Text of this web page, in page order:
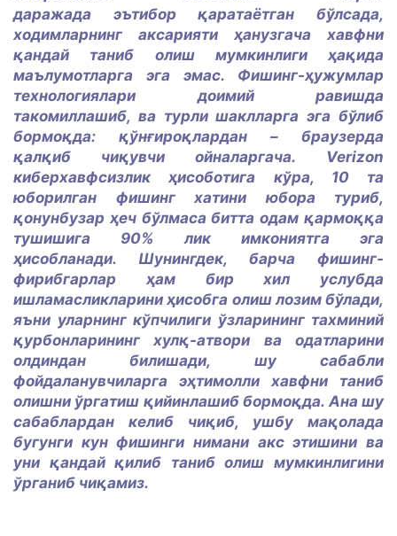
даражада эътибор қаратаётган бўлсада,
ходимларнинг аксарияти ҳанузгача хавфни
қандай таниб олиш мумкинлиги ҳақида
маълумотларга эга эмас. Фишинг-ҳужумлар
технологиялари доимий равишда
такомиллашиб, ва турли шаклларга эга бўлиб
бормоқда: қўнғироқлардан – браузерда
қалқиб чиқувчи ойналаргача. Verizon
киберхавфсизлик ҳисоботига кўра, 10 та
юборилган фишинг хатини юбора туриб,
қонунбузар ҳеч бўлмаса битта одам қармоққа
тушишига 90% лик имкониятга эга
ҳисобланади. Шунингдек, барча фишинг-
фирибгарлар ҳам бир хил услубда
ишламасликларини ҳисобга олиш лозим бўлади,
яъни уларнинг кўпчилиги ўзларининг тахминий
қурбонларининг хулқ-атвори ва одатларини
олдиндан билишади, шу сабабли
фойдаланувчиларга эҳтимолли хавфни таниб
олишни ўргатиш қийинлашиб бормоқда. Ана шу
сабаблардан келиб чиқиб, ушбу мақолада
бугунги кун фишинги нимани акс этишини ва
уни қандай қилиб таниб олиш мумкинлигини
ўрганиб чиқамиз.